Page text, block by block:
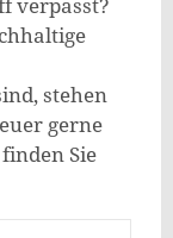
verpasst?
stehen
gerne
Sie